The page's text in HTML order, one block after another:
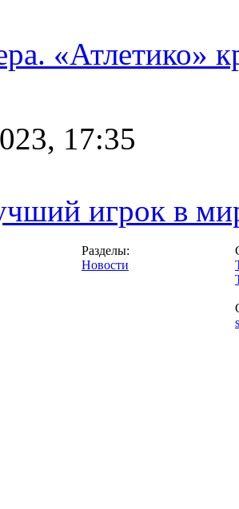
«Атлетико»
17:35
игрок в
Разделы:
Новости